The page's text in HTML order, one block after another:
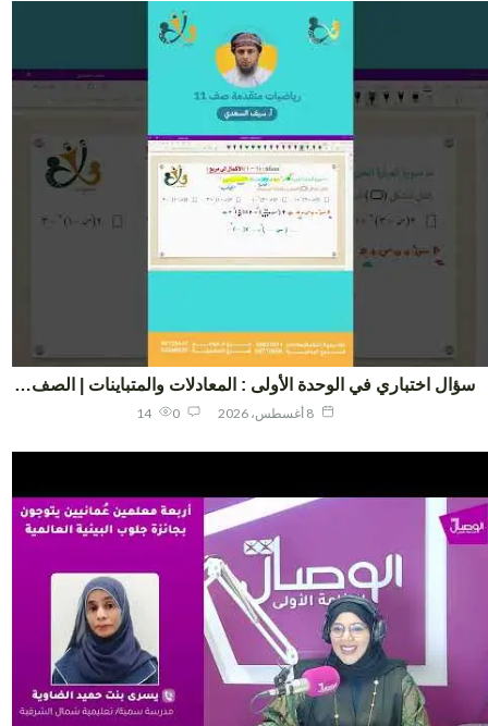
اختباري في الوحدة الأولى : المعادلات والمتباينات | الصف…
14